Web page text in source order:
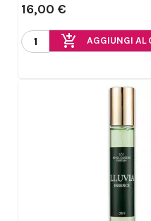
16,00 €
add_shopping_cart AGGIUNGI AL